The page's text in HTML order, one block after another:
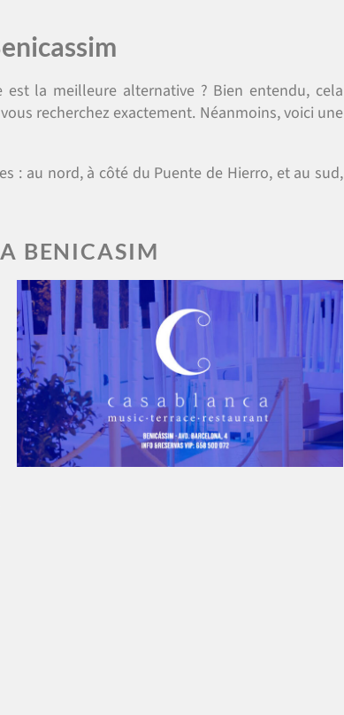
est la meilleure alternative ? Bien entendu, cela
recherchez exactement. Néanmoins, voici une
: au nord, à côté du Puente de Hierro, et au sud,
BENICASIM